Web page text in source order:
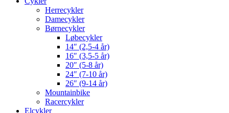
Herrecykler
Damecykler
Børnecykler
Løbecykler
14″ (2,5-4 år)
16″ (3,5-5 år)
20″ (5-8 år)
24″ (7-10 år)
26″ (9-14 år)
Mountainbike
Racercykler
Elcykler